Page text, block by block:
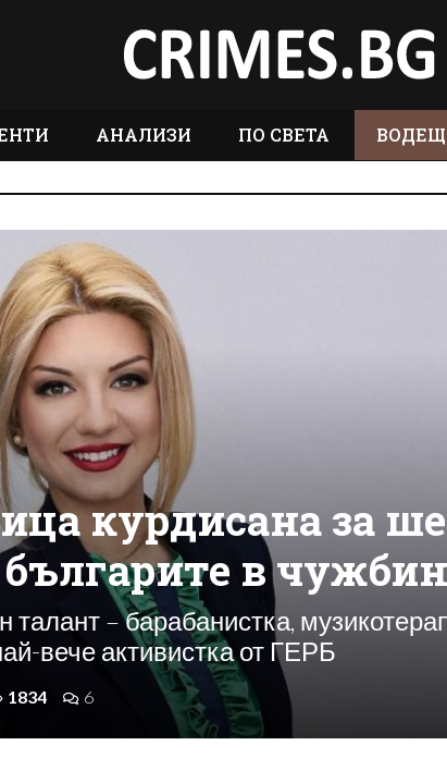
АНАЛИЗИ ПО СВЕТА
курдисана за
в
талант – барабанистка,
вече активистка от ГЕРБ
1834 6